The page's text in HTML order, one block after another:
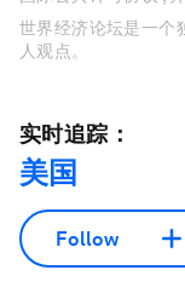
世界经济论坛是一个
人观点。
实时追踪：
美国
Follow